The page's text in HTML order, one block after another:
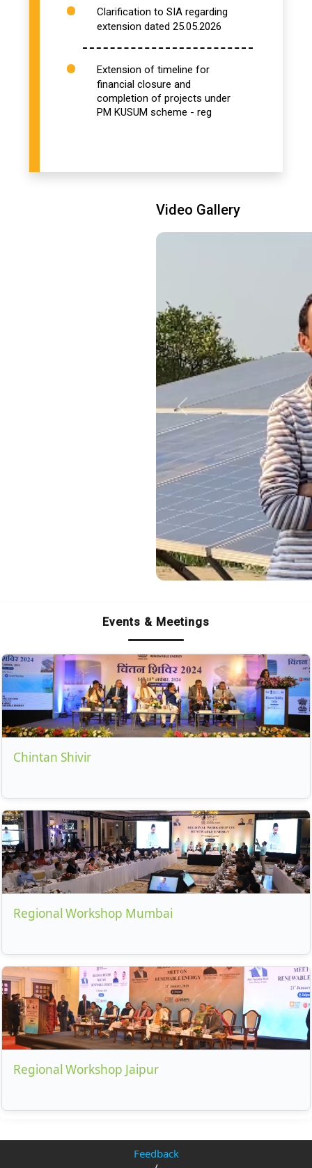
Clarification to SIA regarding
extension dated 25.05.2026
Extension of timeline for
financial closure and
completion of projects under
PM KUSUM scheme - reg
the Module Mounting Structure
scheme - reg
letter of credit (LC) provision
for projects under
Component-A and C(FLS).pdf
Clarification with regard to the
issuance of the Notice to
Proceed (NTP) and imposition
of the Liquidity Damage (LD)
OM regarding Clarification in
the change in GST on
installation of solar pumps
sanctioned under Component-
B of PM-KUSUM Scheme
Component-B OM dated
04.09.2025 regarding the
Video Gallery
Slide 3 of 3
Previous
Events & Meetings
Chintan Shivir
Regional Workshop Mumbai
Regional Workshop Jaipur
Feedback